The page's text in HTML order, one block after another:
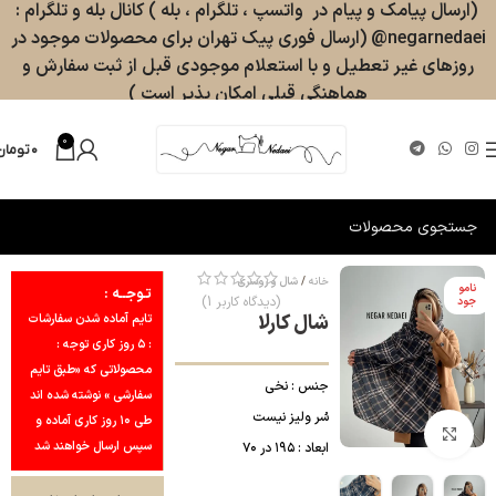
0 ۰
نامو
جود
بزرگنمایی تصویر
خانه شال و روسری
شال کارلا
(دیدگاه کاربر 1
)
جنس : نخی
سُر و‌لیز نیست
ابعاد : ۱۹۵ در ۷۰
تـوجــه :
تایم آماده شدن سفارشات
: ۵ روز کاری توجه :
محصولاتی که «طبق تایم
سفارشی » نوشته شده اند
طی ۱۰ روز کاری آماده و
سپس ارسال خواهند شد
(ارسال پیامک و پیام در واتسپ ، تلگرام ، بله ) کانال بله و تلگرام :
negarnedaei@ (ارسال فوری پیک تهران برای محصولات موجود در
روزهای غیر تعطیل و با استعلام موجودی قبل از ثبت سفارش و
هماهنگی قبلی امکان پذیر است )